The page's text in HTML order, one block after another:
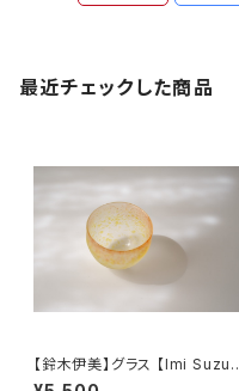
最近チェックした商品
【鈴木伊美】グラス 【Imi Suzuk
i】Glass cup